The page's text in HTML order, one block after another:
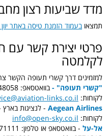
מדד שביעות רצון
תמצאו בעמוד הזמנת טיסה באתר יוון
פרטי יצירת קשר עם
לקלמטה
למזמינים דרך קשרי תעופה הקשר
"קשרי תעופה" -בוואטסאפ: -
לקוחות: links.co.il
Aegean Airlines
לקוחות: info@open-sky.co.il
אל-על